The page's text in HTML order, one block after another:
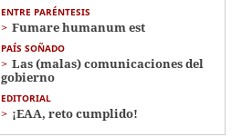
ENTRE PARÉNTESIS
Fumare humanum est
PAÍS SOÑADO
Las (malas) comunicaciones del
gobierno
EDITORIAL
¡EAA, reto cumplido!